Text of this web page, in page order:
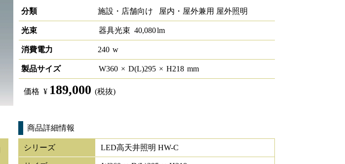
分類
施設・店舗向け 屋内・屋外兼用 屋外照明
光束 器具光束 40,080lm
消費電力 240 w
製品サイズ W360 × D(L)295 × H218 mm
価格 ¥ 189,000 (税抜)
商品詳細情報
シリーズ LED高天井照明 HW-C